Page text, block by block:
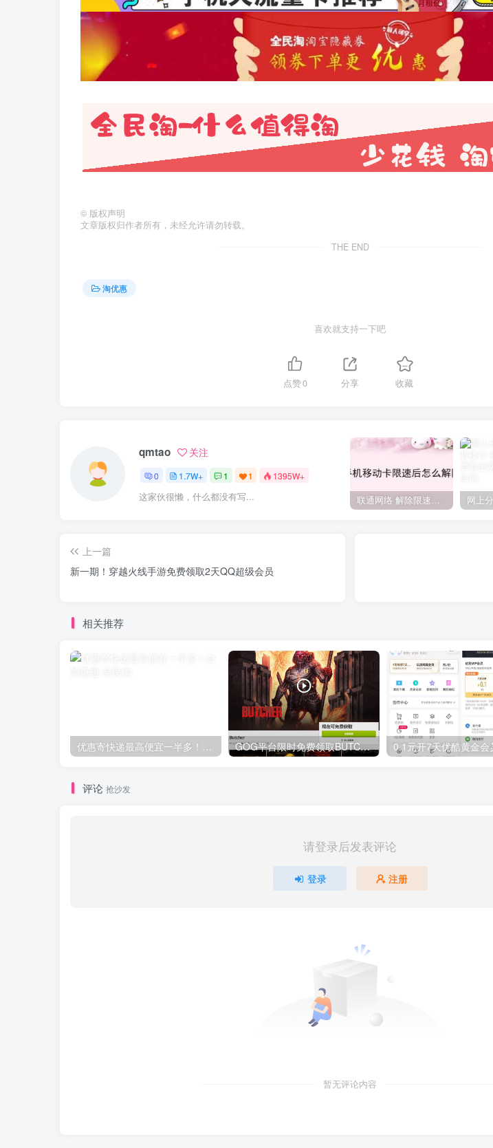
© 版权声明
文章版权归作者所有，未经允许请勿转载。
THE END
淘优惠
喜欢就支持一下吧
点赞0 分享 收藏
qmtao 关注
0 1.7W+ 1 1 1395W+
这家伙很懒，什么都没有写... 联通网络 解除限速方法参考！畅享、畅玩、老白干等及其它地区自测了
上一篇
新一期！穿越火线手游免费领取2天QQ超级会员
相关推荐
优惠寄快递最高便宜一半多！白鸽惠递 GOG平台限时免费领取BUTCHER（屠夫）
评论 抢沙发
请登录后发表评论
登录 注册
暂无评论内容